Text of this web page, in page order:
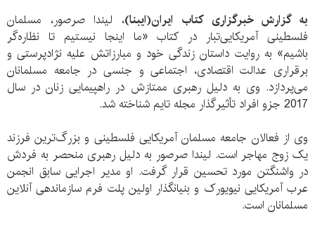
به گزارش خبرگزاری کتاب ایران(ایبنا)، لیندا صرصور، مسلمان
فلسطینی آمریکایی‌تبار در کتاب «ما اینجا نیستیم تا نظاره‌گر
باشیم» به روایت داستان زندگی خود و مبارزاتش علیه نژادپرستی و
برقراری عدالت اقتصادی، اجتماعی و جنسی در جامعه‌ مسلمانان
می‌پردازد. وی به دلیل رهبری ممتازش در راهپیمایی زنان در سال
2017 جزو افراد تأثیرگذار مجله تایم شناخته شد.
وی از فعالان جامعه‌ مسلمان آمریکایی فلسطینی و بزرگ‌ترین فرزند
یک زوج مهاجر است. لیندا صرصور به دلیل رهبری منحصر به فردش
در واشنگتن مورد تحسین قرار گرفت. او مدیر اجرایی سابق انجمن
عرب آمریکایی نیویورک و بنیانگذار اولین پلت فرم سازماندهی آنلاین
مسلمانان است.